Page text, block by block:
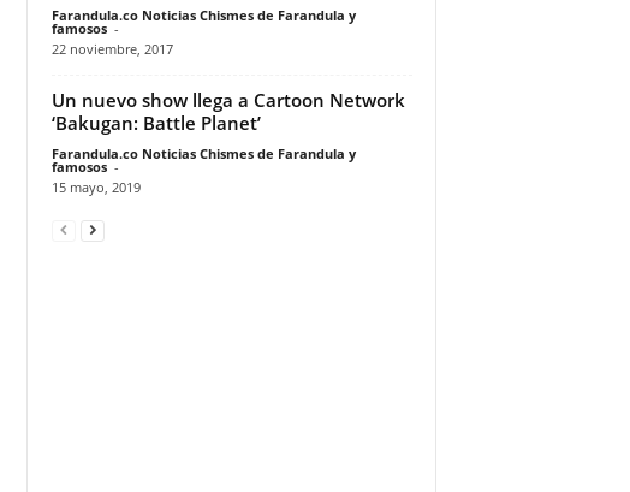
Farandula.co Noticias Chismes de Farandula y
famosos -
22 noviembre, 2017
Un nuevo show llega a Cartoon Network
‘Bakugan: Battle Planet’
Farandula.co Noticias Chismes de Farandula y
famosos -
15 mayo, 2019